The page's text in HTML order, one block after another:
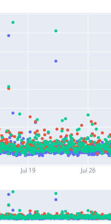
Jul 19 Jul 26